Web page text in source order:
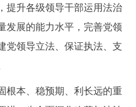
务
我要咨询 我要建议
提升各级领导干部运用法治
发展的能力水平，完善党领
党领导立法、保证执法、支
本、稳预期、利长远的重